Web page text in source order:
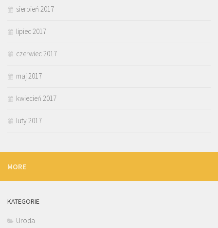
sierpień 2017
lipiec 2017
czerwiec 2017
maj 2017
kwiecień 2017
luty 2017
MORE
KATEGORIE
Uroda